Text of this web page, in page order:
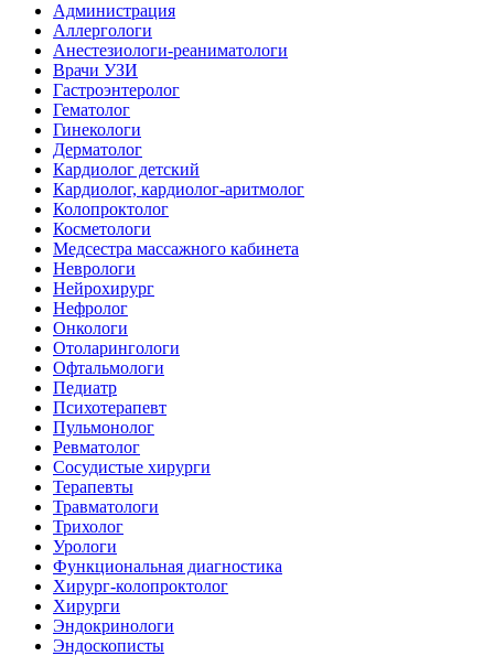
Администрация
Аллергологи
Анестезиологи-реаниматологи
Врачи УЗИ
Гастроэнтеролог
Гематолог
Гинекологи
Дерматолог
Кардиолог детский
Кардиолог, кардиолог-аритмолог
Колопроктолог
Косметологи
Медсестра массажного кабинета
Неврологи
Нейрохирург
Нефролог
Онкологи
Отоларингологи
Офтальмологи
Педиатр
Психотерапевт
Пульмонолог
Ревматолог
Сосудистые хирурги
Терапевты
Травматологи
Трихолог
Урологи
Функциональная диагностика
Хирург-колопроктолог
Хирурги
Эндокринологи
Эндоскописты